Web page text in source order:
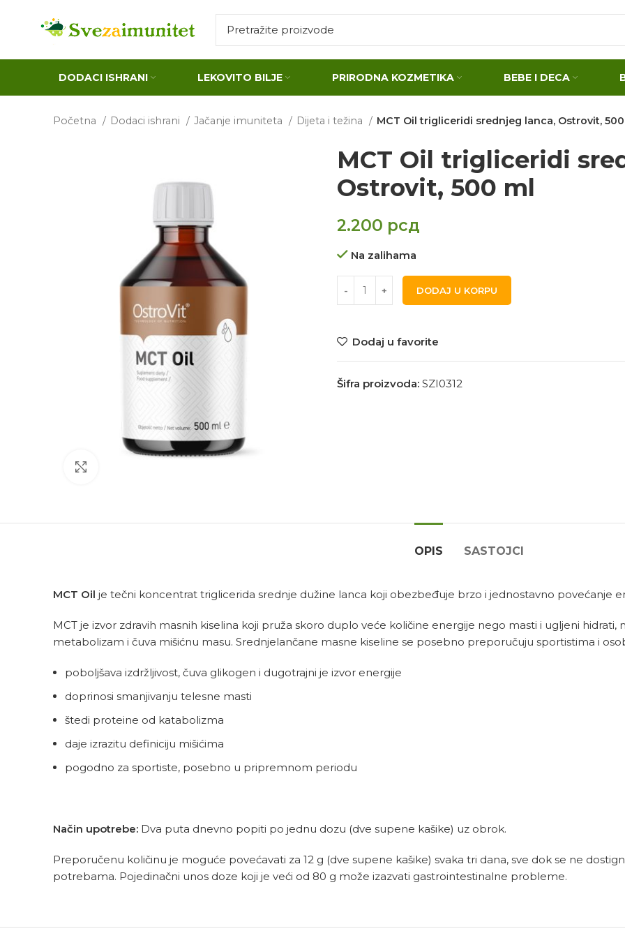
DODACI ISHRANI LEKOVITO BILJE PRIRODNA KOZMETIKA BEBE I DECA
Početna Dodaci ishrani Jačanje imuniteta Dijeta i težina MCT Oil trigliceridi srednjeg lanca, Ostrovit,
MCT Oil trigliceridi
Ostrovit, 500 ml
2.200 рсд
Na zalihama
DODAJ U KORPU
Dodaj u favorite
Šifra proizvoda:SZI0312
OPIS SASTOJCI
MCT Oil je tečni koncentrat triglicerida srednje dužine lanca koji obezbeđuje brzo i jednostavno povećanje
MCT je izvor zdravih masnih kiselina koji pruža skoro duplo veće količine energije nego masti i ugljeni
metabolizam i čuva mišićnu masu. Srednjelančane masne kiseline se posebno preporučuju sportistima i
poboljšava izdržljivost, čuva glikogen i dugotrajni je izvor energije
doprinosi smanjivanju telesne masti
štedi proteine od katabolizma
daje izrazitu definiciju mišićima
pogodno za sportiste, posebno u pripremnom periodu
Način upotrebe: Dva puta dnevno popiti po jednu dozu (dve supene kašike) uz obrok.
Preporučenu količinu je moguće povećavati za 12 g (dve supene kašike) svaka tri dana, sve dok se ne
potrebama. Pojedinačni unos doze koji je veći od 80 g može izazvati gastrointestinalne probleme.